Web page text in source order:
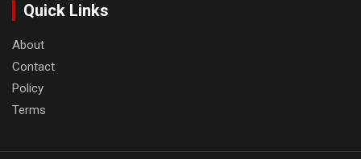
Quick Links
About
Contact
Policy
Terms